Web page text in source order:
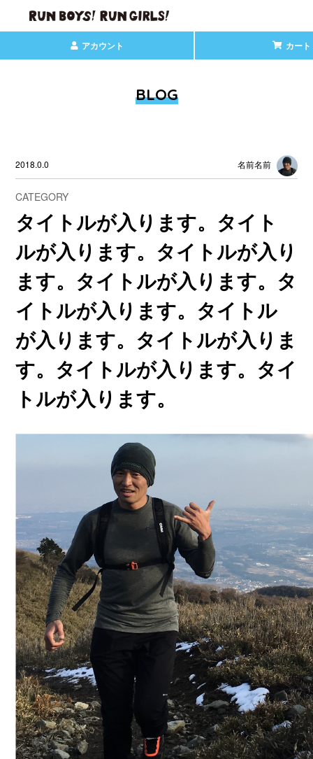
アカウント カート
BLOG
2018.0.0 名前名前
CATEGORY
タイトルが入ります。タイト
ルが入ります。タイトルが入り
ます。タイトルが入ります。タ
イトルが入ります。タイトル
が入ります。タイトルが入りま
す。タイトルが入ります。タイ
トルが入ります。